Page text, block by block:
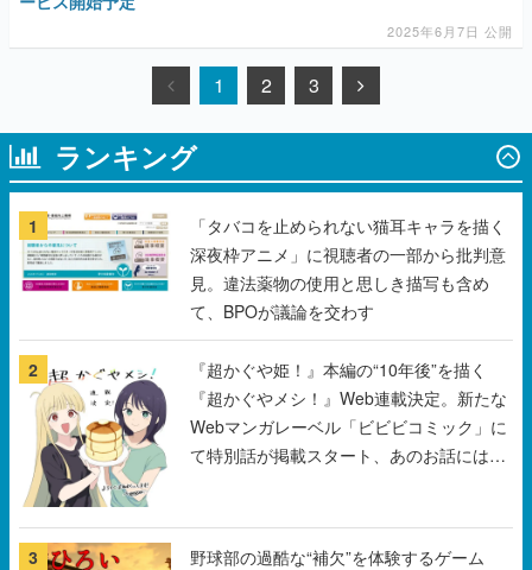
2025年6月7日 公開
1 2 3
ランキング
1
「タバコを止められない猫耳キャラを描く
深夜枠アニメ」に視聴者の一部から批判意
見。違法薬物の使用と思しき描写も含め
て、BPOが議論を交わす
2
『超かぐや姫！』本編の“10年後”を描く
『超かぐやメシ！』Web連載決定。新たな
Webマンガレーベル「ビビビコミック」に
て特別話が掲載スタート、あのお話には…
3
野球部の過酷な“補欠”を体験するゲーム